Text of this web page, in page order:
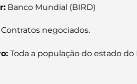
Banco Mundial (BIRD)
Contratos negociados.
Toda a população do estado